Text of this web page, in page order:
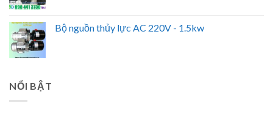
Bộ nguồn thủy lực AC 220V - 1.5kw
NỔI BẬT